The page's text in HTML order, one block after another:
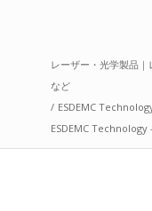
レーザー・光学製品
など
/ ESDEMC
ESDEMC